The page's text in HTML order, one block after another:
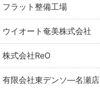
フラット整備工場
ウイオート奄美株式会社
株式会社ReO
有限会社東デンソ―名瀬店